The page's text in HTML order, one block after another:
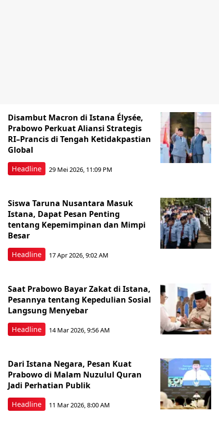
Headline
Disambut Macron di Istana Élysée,
Prabowo Perkuat Aliansi Strategis
RI–Prancis di Tengah Ketidakpastian
Global
29 Mei 2026, 11:09 PM
Headline
Siswa Taruna Nusantara Masuk
Istana, Dapat Pesan Penting
tentang Kepemimpinan dan Mimpi
Besar
17 Apr 2026, 9:02 AM
Headline
Saat Prabowo Bayar Zakat di Istana,
Pesannya tentang Kepedulian Sosial
Langsung Menyebar
14 Mar 2026, 9:56 AM
Headline
Dari Istana Negara, Pesan Kuat
Prabowo di Malam Nuzulul Quran
Jadi Perhatian Publik
11 Mar 2026, 8:00 AM